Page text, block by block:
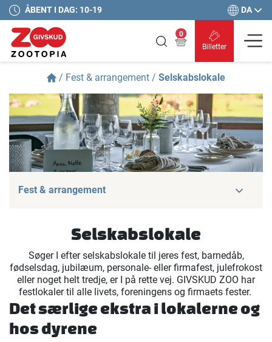
ÅBENT I DAG: 10-19 DA
Billetter
0
/ Fest & arrangement / Selskabslokale
Fest & arrangement
Selskabslokale
Søger I efter selskabslokale til jeres fest, barnedåb,
fødselsdag, jubilæum, personale- eller firmafest, julefrokost
eller noget helt tredje, er I på rette vej. GIVSKUD ZOO har
festlokaler til alle livets, foreningens og firmaets fester.
Det særlige ekstra i lokalerne og
hos dyrene